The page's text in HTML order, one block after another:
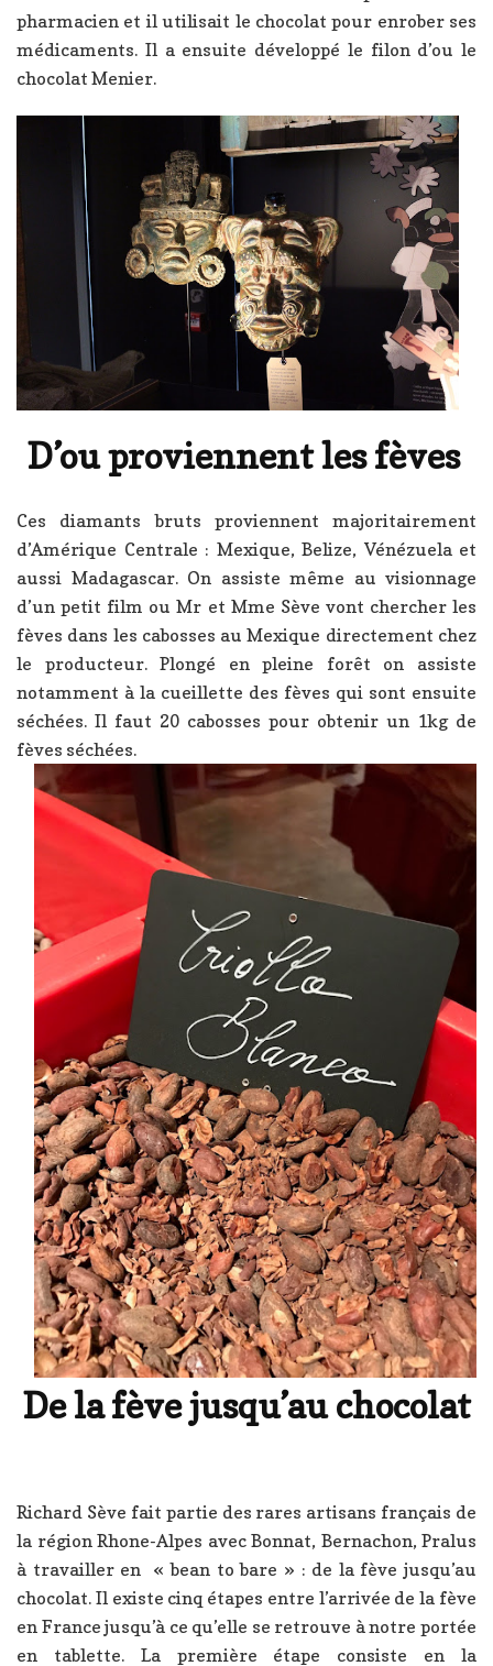
pharmacien et il utilisait le chocolat pour enrober ses
médicaments. Il a ensuite développé le filon d’ou le
chocolat Menier.
D’ou proviennent les fèves
Ces diamants bruts proviennent majoritairement
d’Amérique Centrale : Mexique, Belize, Vénézuela et
aussi Madagascar. On assiste même au visionnage
d’un petit film ou Mr et Mme Sève vont chercher les
fèves dans les cabosses au Mexique directement chez
le producteur. Plongé en pleine forêt on assiste
notamment à la cueillette des fèves qui sont ensuite
séchées. Il faut 20 cabosses pour obtenir un 1kg de
fèves séchées.
De la fève jusqu’au chocolat
Richard Sève fait partie des rares artisans français de
la région Rhone-Alpes avec Bonnat, Bernachon, Pralus
à travailler en « bean to bare » : de la fève jusqu’au
chocolat. Il existe cinq étapes entre l’arrivée de la fève
en France jusqu’à ce qu’elle se retrouve à notre portée
en tablette. La première étape consiste en la